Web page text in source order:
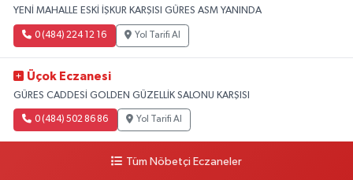
YENİ MAHALLE ESKİ İŞKUR KARŞISI GÜRES ASM YANINDA
0 (484) 224 12 16 Yol Tarifi Al
Üçok Eczanesi
GÜRES CADDESİ GOLDEN GÜZELLİK SALONU KARŞISI
0 (484) 502 86 86 Yol Tarifi Al
Tüm Nöbetçi Eczaneler